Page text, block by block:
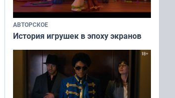
АВТОРСКОЕ
История игрушек в эпоху экранов